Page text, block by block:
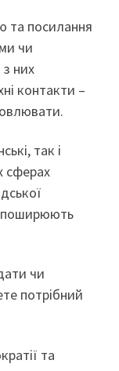
та посилання
чи
них
контакти –
так і
сферах
поширюють
чи
потрібний
та